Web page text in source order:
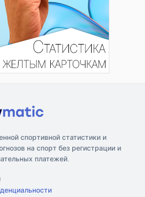
спортивной статистики и
на спорт без регистрации и
платежей.